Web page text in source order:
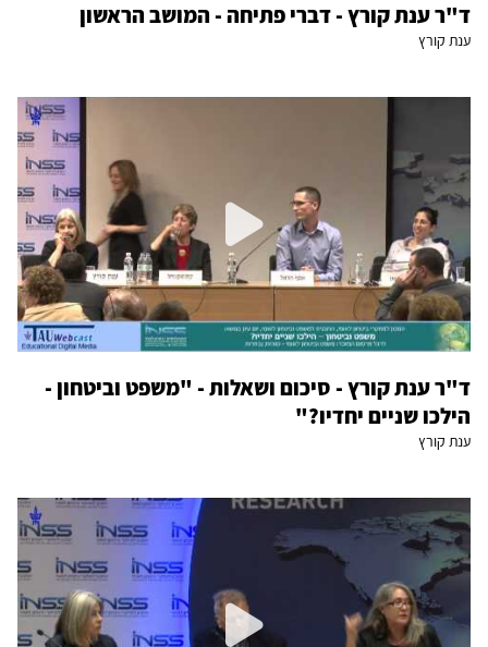
ד"ר ענת קורץ - דברי פתיחה - המושב הראשון
ענת קורץ
ד"ר ענת קורץ - סיכום ושאלות - "משפט וביטחון -
הילכו שניים יחדיו?"
ענת קורץ